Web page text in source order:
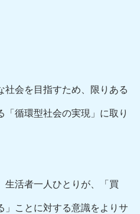
社会を目指すため、限りある
「循環型社会の実現」に取り
生活者一人ひとりが、「買
」ことに対する意識をよりサ